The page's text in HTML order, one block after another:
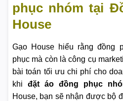
phục nhóm tại
House
Gạo House hiểu rằng đồng
phục mà còn là công cụ
bài toán tối ưu chi phí cho
khi đặt áo đồng phục
House, bạn sẽ nhận được bộ